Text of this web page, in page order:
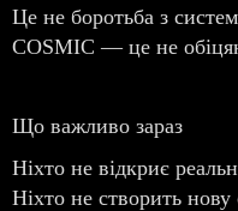
Це не боротьба з
COSMIC — це не
Що важливо зараз
Ніхто не відкриє
Ніхто не створить нову